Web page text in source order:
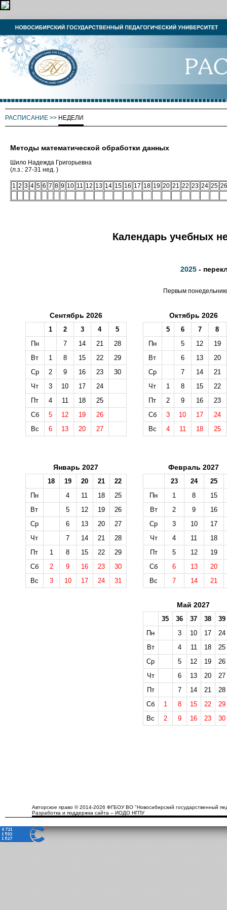
РАСПИСАНИЕ >> НЕДЕЛИ
Методы математической обработки данных
Шило Надежда Григорьевна
(л.з.: 27-31 нед. )
1 2 3 4 5 6 7 8 9 10 11 12 13 14 15 16 17 18 19 20 21 22 23 24 25 26
Календарь учебных
2025 -
Первым
Сентябрь 2026
1 2 3 4
5
Пн
7 14 21
28
Вт
1 8 15 22
29
Ср
2 9 16 23
30
Чт
3 10 17
24
Пт
4 11 18
25
Сб
5 12 19
26
Вс
6 13 20 27
Октябрь 2026
5 6 7
8
Пн
5 12
19
Вт
6 13
20
Ср
7 14
21
Чт
1 8 15
22
Пт
2 9 16
23
Сб
3 10 17
24
Вс
4 11 18 25
Январь 2027
18 19 20 21
22
Пн
4 11 18
25
Вт
5 12 19
26
Ср
6 13 20
27
Чт
7 14 21
28
Пт
1 8 15 22
29
Сб
2 9 16 23
30
Вс
3 10 17 24 31
Февраль 2027
23 24
25
Пн
1 8
15
Вт
2 9
16
Ср
3 10
17
Чт
4 11
18
Пт
5 12
19
Сб
6 13
20
Вс
7 14 21
Май 2027
35 36 37 38
39
Пн
3 10 17
24
Вт
4 11 18
25
Ср
5 12 19
26
Чт
6 13 20
27
Пт
7 14 21
28
Сб
1 8 15 22
29
Вс
2 9 16 23 30
Авторское право © 2014-2026 ФГБОУ ВО "Новосибирский государственный
Разработка и поддержка сайта – ИОДО НГПУ